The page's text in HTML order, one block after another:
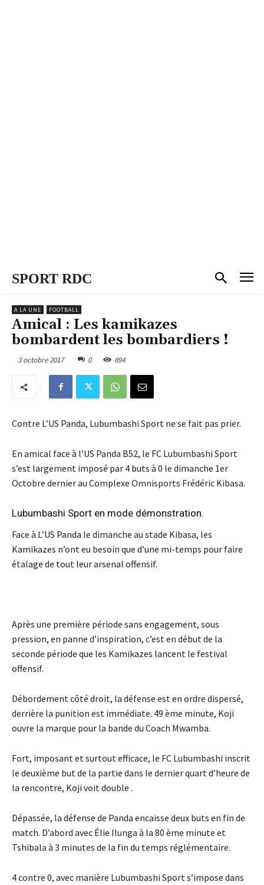
SPORT RDC
A LA UNE FOOTBALL
Amical : Les kamikazes
bombardent les bombardiers !
3 octobre 2017 0 894
Contre L’US Panda, Lubumbashi Sport ne se fait pas prier.
En amical face à l’US Panda B52, le FC Lubumbashi Sport
s’est largement imposé par 4 buts à 0 le dimanche 1er
Octobre dernier au Complexe Omnisports Frédéric Kibasa.
Lubumbashi Sport en mode démonstration.
Face à L’US Panda le dimanche au stade Kibasa, les
Kamikazes n’ont eu besoin que d’une mi-temps pour faire
étalage de tout leur arsenal offensif.
Après une première période sans engagement, sous
pression, en panne d’inspiration, c’est en début de la
seconde période que les Kamikazes lancent le festival
offensif.
Débordement côté droit, la défense est en ordre dispersé,
derrière la punition est immédiate. 49 ème minute, Koji
ouvre la marque pour la bande du Coach Mwamba.
Fort, imposant et surtout efficace, le FC Lubumbashi inscrit
le deuxième but de la partie dans le dernier quart d’heure de
la rencontre, Koji voit double .
Dépassée, la défense de Panda encaisse deux buts en fin de
match. D’abord avec Élie Ilunga à la 80 ème minute et
Tshibala à 3 minutes de la fin du temps réglémentaire.
4 contre 0, avec manière Lubumbashi Sport s’impose dans